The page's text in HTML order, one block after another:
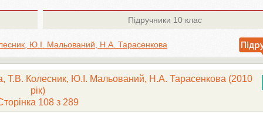
Підручники 10 клас
Ю.І. Мальований, Н.А. Тарасенкова
Т.В. Колесник, Ю.І. Мальований, Н.А. Тарасенкова (2010
рік)
108 з 289